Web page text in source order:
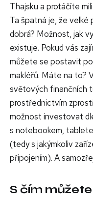
Thajsku a protáčíte
Ta špatná je, že velké
dobrá? Možnost, jak
existuje. Pokud vás
můžete se postavit
makléřů. Máte na to?
světových finančních
prostřednictvím
možnost investovat
s notebookem,
(tedy s jakýmkoliv
připojením). A
S čím